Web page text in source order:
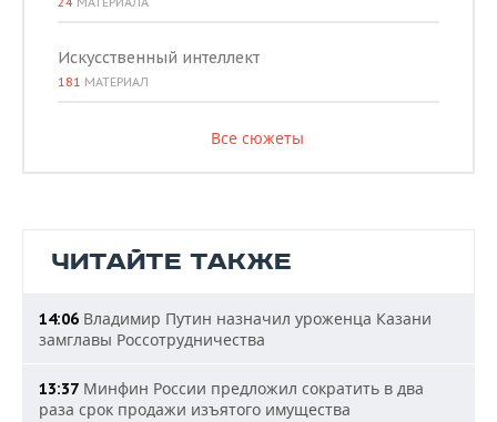
Искусственный интеллект
181 МАТЕРИАЛ
Все сюжеты
ЧИТАЙТЕ ТАКЖЕ
14:06 Владимир Путин назначил уроженца Казани
замглавы Россотрудничества
13:37 Минфин России предложил сократить в два
раза срок продажи изъятого имущества